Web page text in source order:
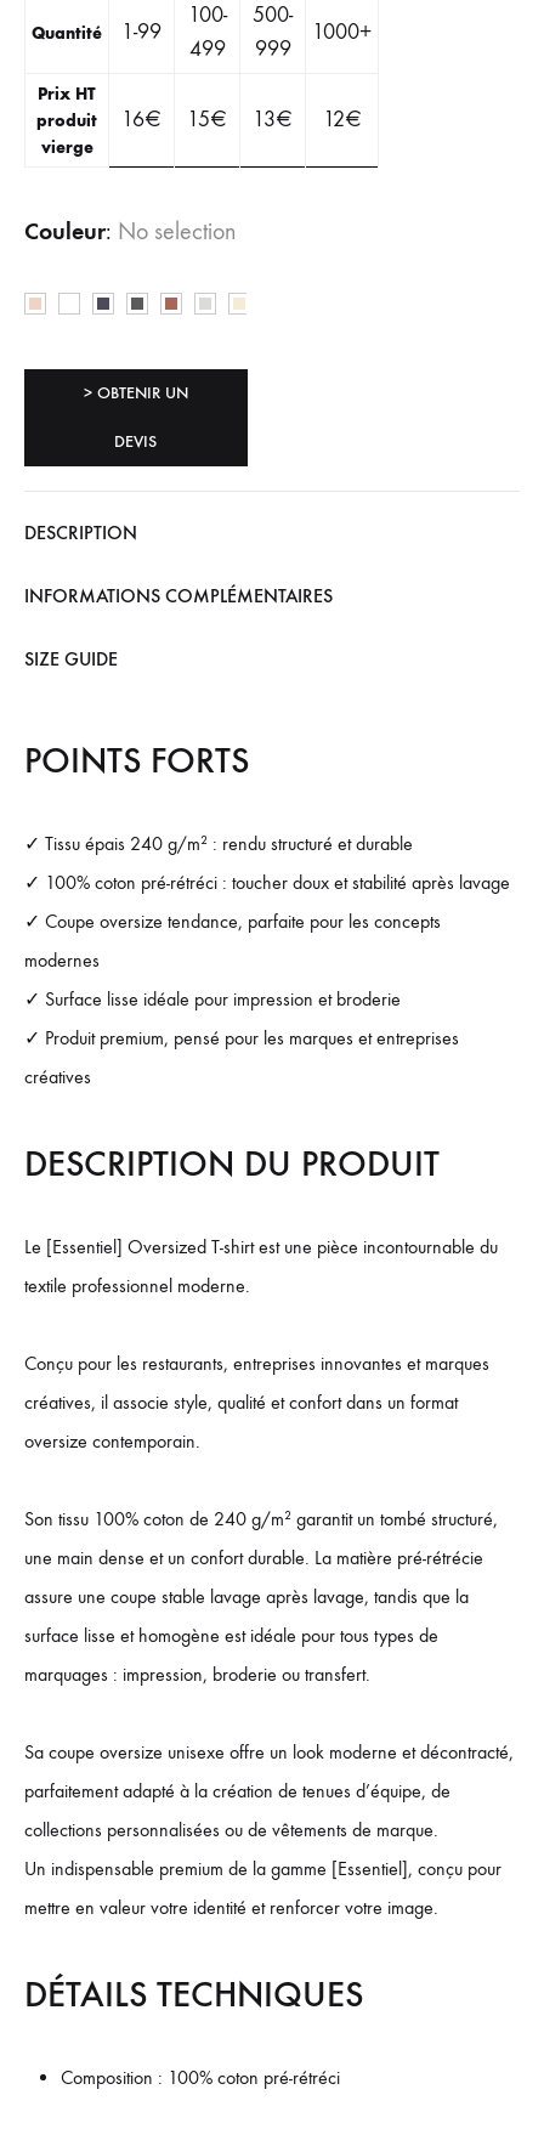
Quantité 1-99
100-
499
500-
999
1000+
Prix HT
produit
vierge
16€ 15€ 13€ 12€
Couleur: No selection
> OBTENIR UN
DEVIS
DESCRIPTION
INFORMATIONS COMPLÉMENTAIRES
SIZE GUIDE
POINTS FORTS
✓ Tissu épais 240 g/m² : rendu structuré et durable
✓ 100% coton pré-rétréci : toucher doux et stabilité après lavage
✓ Coupe oversize tendance, parfaite pour les concepts
modernes
✓ Surface lisse idéale pour impression et broderie
✓ Produit premium, pensé pour les marques et entreprises
créatives
DESCRIPTION DU PRODUIT
Le [Essentiel] Oversized T-shirt est une pièce incontournable du
textile professionnel moderne.
Conçu pour les restaurants, entreprises innovantes et marques
créatives, il associe style, qualité et confort dans un format
oversize contemporain.
Son tissu 100% coton de 240 g/m² garantit un tombé structuré,
une main dense et un confort durable. La matière pré-rétrécie
assure une coupe stable lavage après lavage, tandis que la
surface lisse et homogène est idéale pour tous types de
marquages : impression, broderie ou transfert.
Sa coupe oversize unisexe offre un look moderne et décontracté,
parfaitement adapté à la création de tenues d’équipe, de
collections personnalisées ou de vêtements de marque.
Un indispensable premium de la gamme [Essentiel], conçu pour
mettre en valeur votre identité et renforcer votre image.
DÉTAILS TECHNIQUES
Composition : 100% coton pré-rétréci